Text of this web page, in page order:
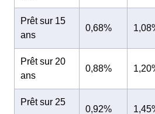
Prêt sur 15
ans
0,68%
Prêt sur 20
ans
0,88%
Prêt sur 25
0,92%